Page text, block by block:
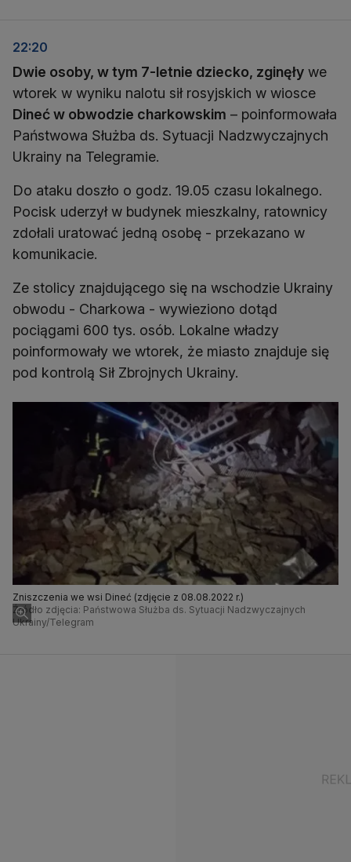
22:20
Dwie osoby, w tym 7-letnie dziecko, zginęły we
wtorek w wyniku nalotu sił rosyjskich w wiosce
Dineć w obwodzie charkowskim – poinformowała
Państwowa Służba ds. Sytuacji Nadzwyczajnych
Ukrainy na Telegramie.
Do ataku doszło o godz. 19.05 czasu lokalnego.
Pocisk uderzył w budynek mieszkalny, ratownicy
zdołali uratować jedną osobę - przekazano w
komunikacie.
Ze stolicy znajdującego się na wschodzie Ukrainy
obwodu - Charkowa - wywieziono dotąd
pociągami 600 tys. osób. Lokalne władzy
poinformowały we wtorek, że miasto znajduje się
pod kontrolą Sił Zbrojnych Ukrainy.
Zniszczenia we wsi Dineć (zdjęcie z 08.08.2022 r.)
Źródło zdjęcia: Państwowa Służba ds. Sytuacji Nadzwyczajnych
Ukrainy/Telegram